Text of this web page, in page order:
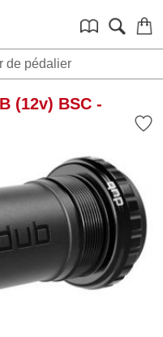
de pédalier
(12v) BSC -